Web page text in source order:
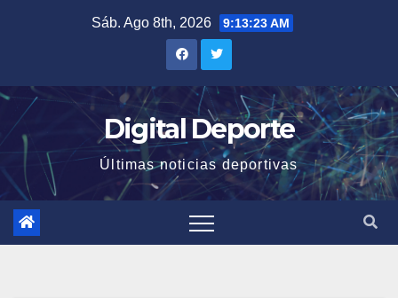
Sáb. Ago 8th, 2026 9:13:24 AM
Digital Deporte
Últimas noticias deportivas